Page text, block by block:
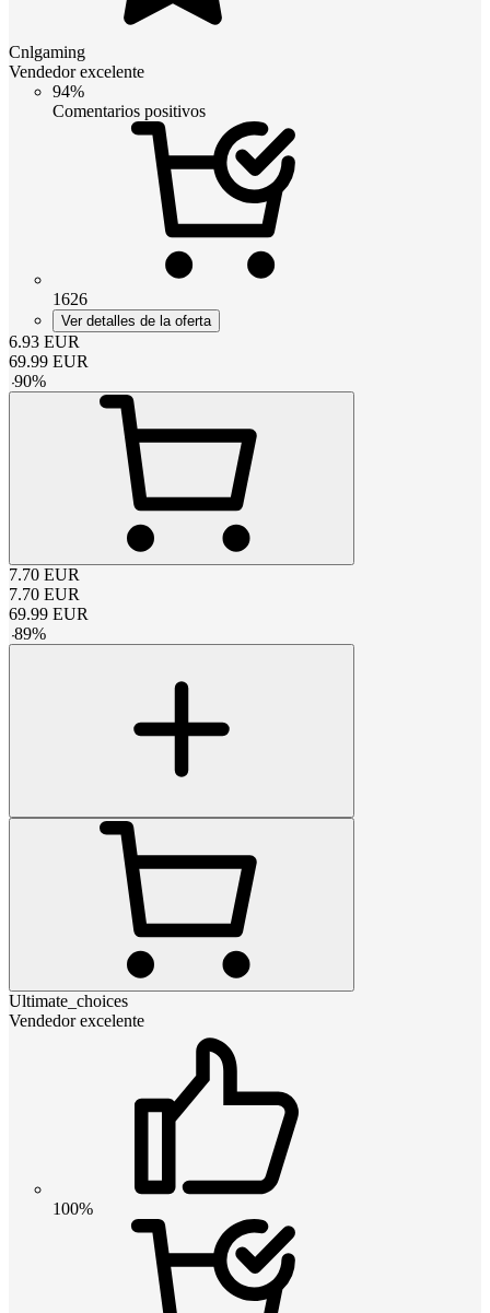
Cnlgaming
Vendedor excelente
94%
Comentarios positivos
1626
Ver detalles de la oferta
6.93 EUR
69.99 EUR
-90%
7.70 EUR
7.70 EUR
69.99 EUR
-89%
Ultimate_choices
Vendedor excelente
100%